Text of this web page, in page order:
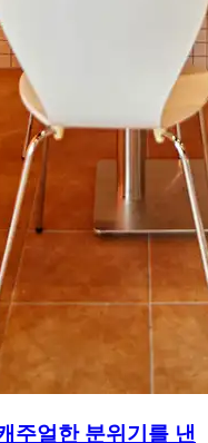
주얼한 분위기를 낸